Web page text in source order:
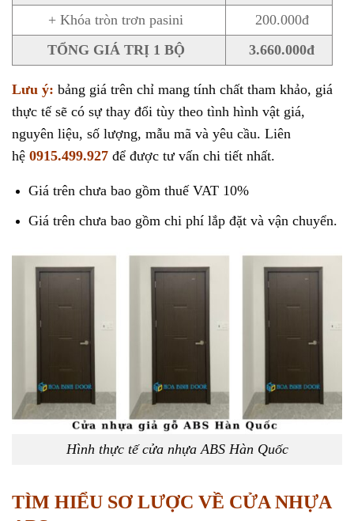
+ Khóa tròn trơn pasini
200.000đ
TỔNG GIÁ TRỊ 1 BỘ
3.660.000đ
Lưu ý: bảng giá trên chỉ mang tính chất tham khảo, giá
thực tế sẽ có sự thay đổi tùy theo tình hình vật giá,
nguyên liệu, số lượng, mẫu mã và yêu cầu. Liên
hệ 0915.499.927 để được tư vấn chi tiết nhất.
Giá trên chưa bao gồm thuế VAT 10%
Giá trên chưa bao gồm chi phí lắp đặt và vận chuyển.
Hình thực tế cửa nhựa ABS Hàn Quốc
TÌM HIỂU SƠ LƯỢC VỀ CỬA NHỰA